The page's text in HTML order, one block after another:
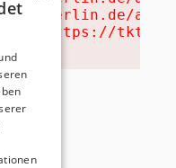
tkt-berlin.de/
(https://tkt-